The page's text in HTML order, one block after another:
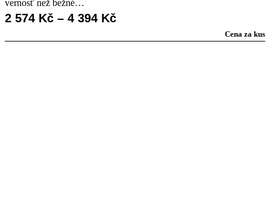
vernosť než bežné…
2 574 Kč – 4 394 KčRozpětí
Cena za kus